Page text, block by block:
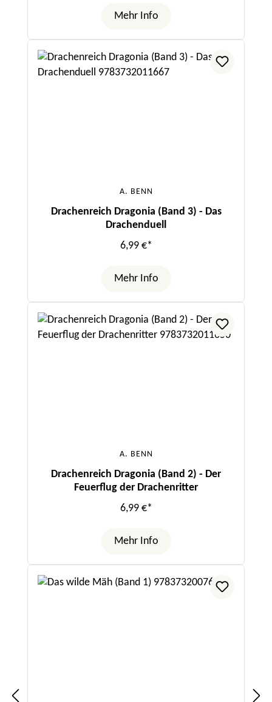
Mehr Info
A. BENN
Drachenreich Dragonia (Band 3) - Das
Drachenduell
6,99 €*
Mehr Info
A. BENN
Drachenreich Dragonia (Band 2) - Der
Feuerflug der Drachenritter
6,99 €*
Mehr Info